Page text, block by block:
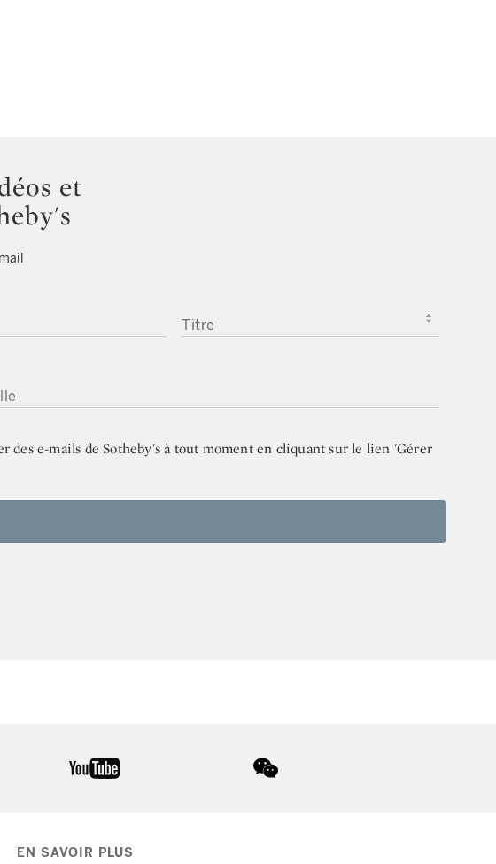
et
des e-mails de Sotheby's à tout moment en cliquant sur le lien 'Gérer
youtube wechat
EN SAVOIR PLUS